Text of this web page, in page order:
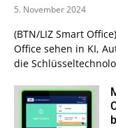
5. November 2024
(BTN/LIZ Smart
Office sehen in KI,
die